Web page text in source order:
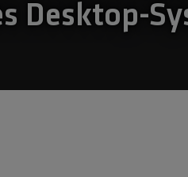
Desktop-